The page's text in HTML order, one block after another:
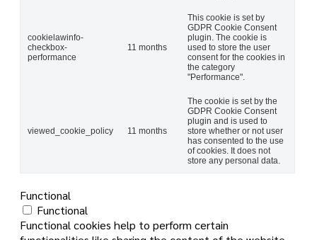
cookielawinfo-
checkbox-
performance
11 months
This cookie is set by
GDPR Cookie Consent
plugin. The cookie is
used to store the user
consent for the cookies in
the category
"Performance".
viewed_cookie_policy 11 months
The cookie is set by the
GDPR Cookie Consent
plugin and is used to
store whether or not user
has consented to the use
of cookies. It does not
store any personal data.
Functional
Functional
Functional cookies help to perform certain